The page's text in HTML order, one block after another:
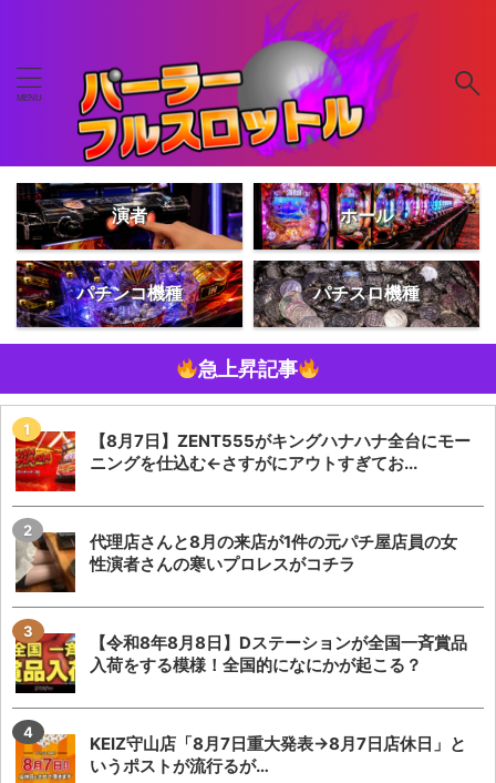
演者 ホール
パチンコ機種 パチスロ機種
急上昇記事
【8月7日】ZENT555がキングハナハナ全台にモー
ニングを仕込む←さすがにアウトすぎてお...
代理店さんと8月の来店が1件の元パチ屋店員の女
性演者さんの寒いプロレスがコチラ
【令和8年8月8日】Dステーションが全国一斉賞品
入荷をする模様！全国的になにかが起こる？
KEIZ守山店「8月7日重大発表→8月7日店休日」と
いうポストが流行るが…